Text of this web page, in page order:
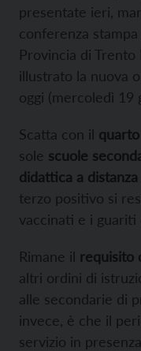
presentate ieri,
conferenza
Provincia di Trento
illustrato la nuova
oggi (mercoledì 19
Scatta con il
sole scuole
didattica a distanza
terzo positivo si
vaccinati e i guariti
Rimane il requisito
altri ordini di
alle secondarie di
invece, è che il
servizio in